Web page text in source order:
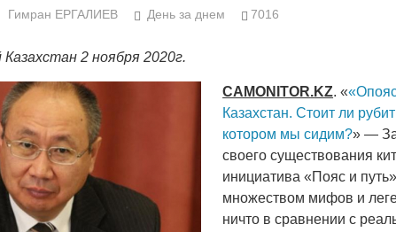
Гимран ЕРГАЛИЕВ День за днем 7016
2 ноября 2020г.
CAMONITOR.KZ. «
Казахстан. Стоит ли
котором мы сидим?» —
своего существования
инициатива «Пояс и
множеством мифов и
ничто в сравнении с
30.10.2024